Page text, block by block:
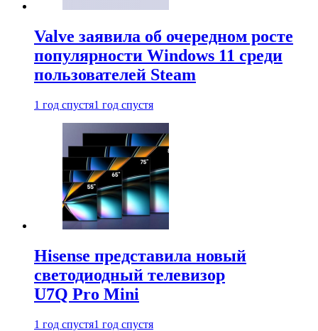
Valve заявила об очередном росте
популярности Windows 11 среди
пользователей Steam
1 год спустя1 год спустя
Hisense представила новый
светодиодный телевизор
U7Q Pro Mini
1 год спустя1 год спустя